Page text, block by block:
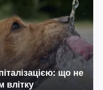
що не
влітку